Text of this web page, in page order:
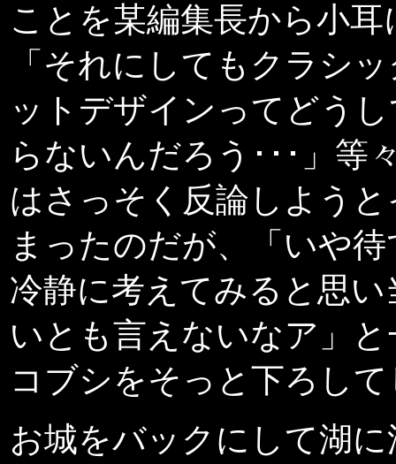
ことを某編集長から小耳
「それにしてもクラシ
ットデザインってどう
らないんだろう･･･」等
はさっそく反論しよう
まったのだが、「いや
冷静に考えてみると思
いとも言えないなア」
コブシをそっと下ろし
お城をバックにして湖